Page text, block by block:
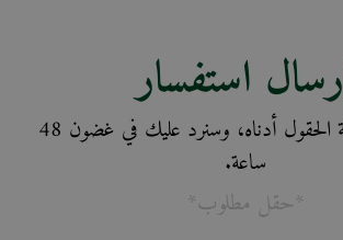
استفسار
يُرجى إكمال كافة الحقول أدناه، وسنرد عليك في غضون 48
ساعة.
*حقل مطلوب*